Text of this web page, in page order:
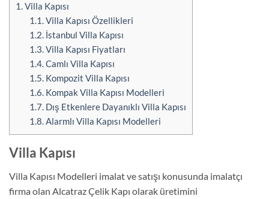
1.Villa Kapısı
1.1.Villa Kapısı Özellikleri
1.2.İstanbul Villa Kapısı
1.3.Villa Kapısı Fiyatları
1.4.Camlı Villa Kapısı
1.5.Kompozit Villa Kapısı
1.6.Kompak Villa Kapısı Modelleri
1.7.Dış Etkenlere Dayanıklı Villa Kapısı
1.8.Alarmlı Villa Kapısı Modelleri
Villa Kapısı
Villa Kapısı Modelleri imalat ve satışı konusunda imalatçı
firma olan Alcatraz Çelik Kapı olarak üretimini